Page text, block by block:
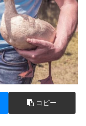
コピー